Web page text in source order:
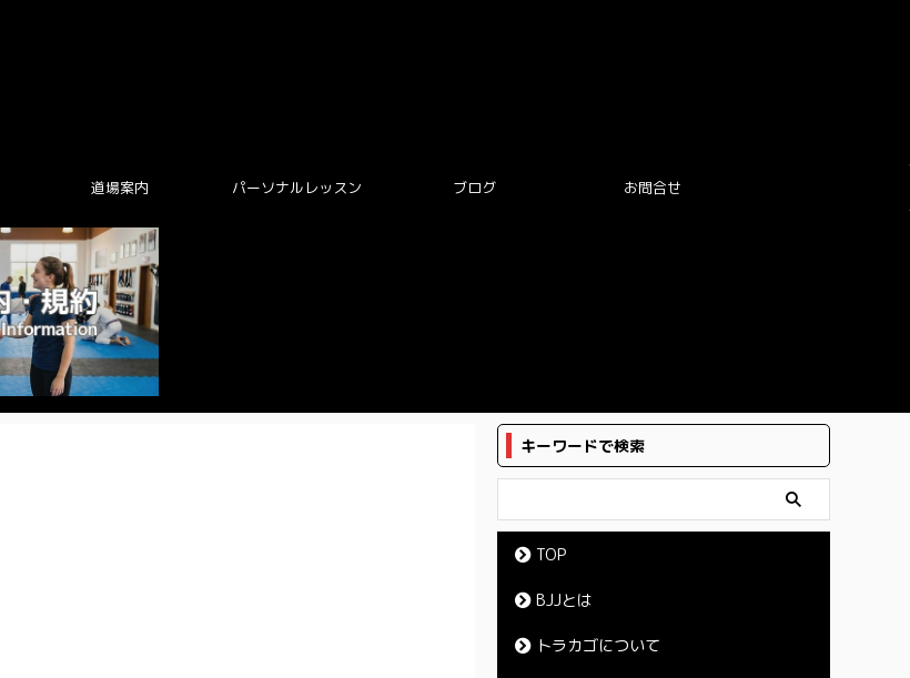
道場案内 パーソナルレッスン ブログ お問合せ
キーワードで検索
TOP
BJJとは
トラカゴについて